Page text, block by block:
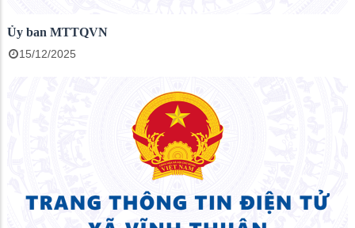
Ủy ban MTTQVN
15/12/2025